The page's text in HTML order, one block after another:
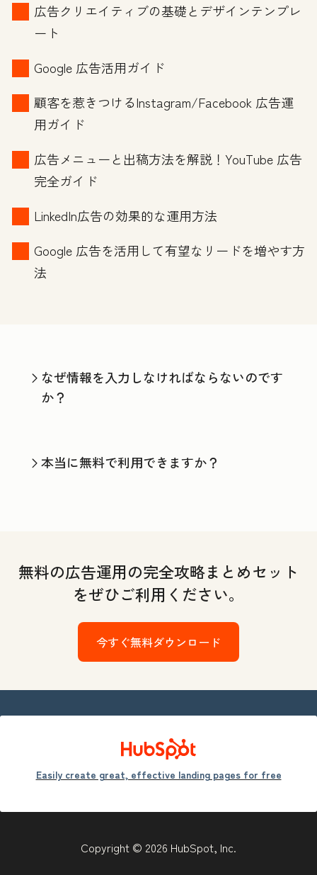
広告クリエイティブの基礎とデザインテンプレ
ート
Google 広告活用ガイド
顧客を惹きつけるInstagram/Facebook 広告運
用ガイド
広告メニューと出稿方法を解説！YouTube 広告
完全ガイド
LinkedIn広告の効果的な運用方法
Google 広告を活用して有望なリードを増やす方
法
なぜ情報を入力しなければならないのです
か？
本当に無料で利用できますか？
無料の広告運用の完全攻略まとめセット
をぜひご利用ください。
今すぐ無料ダウンロード
Easily create great, effective landing pages for free
Copyright © 2026 HubSpot, Inc.